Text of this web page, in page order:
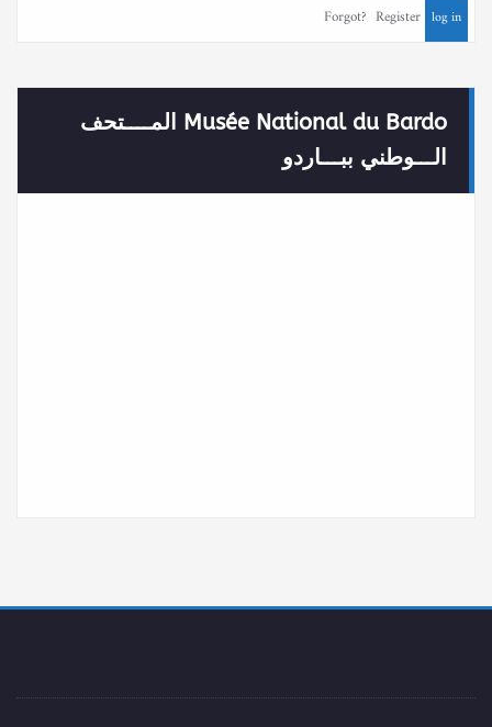
Forgot? Register
Musée National du Bardo المــــتحف
الـــوطني ببـــاردو